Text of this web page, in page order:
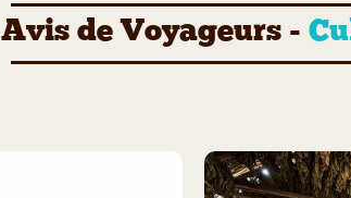
Avis de Voyageurs -